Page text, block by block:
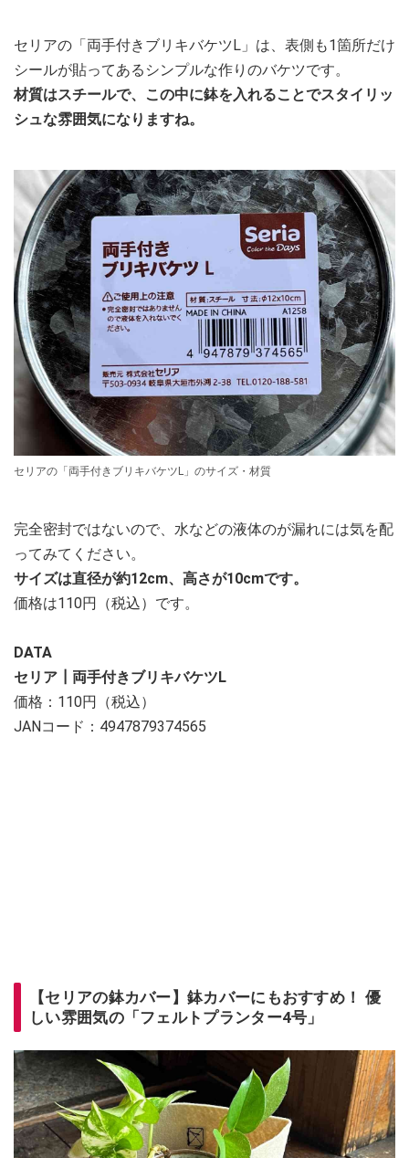
セリアの「両手付きブリキバケツL」は、表側も1箇所だけ
シールが貼ってあるシンプルな作りのバケツです。
材質はスチールで、この中に鉢を入れることでスタイリッ
シュな雰囲気になりますね。
セリアの「両手付きブリキバケツL」のサイズ・材質
完全密封ではないので、水などの液体のが漏れには気を配
ってみてください。
サイズは直径が約12cm、高さが10cmです。
価格は110円（税込）です。
DATA
セリア┃両手付きブリキバケツL
価格：110円（税込）
JANコード：4947879374565
【セリアの鉢カバー】鉢カバーにもおすすめ！ 優
しい雰囲気の「フェルトプランター4号」